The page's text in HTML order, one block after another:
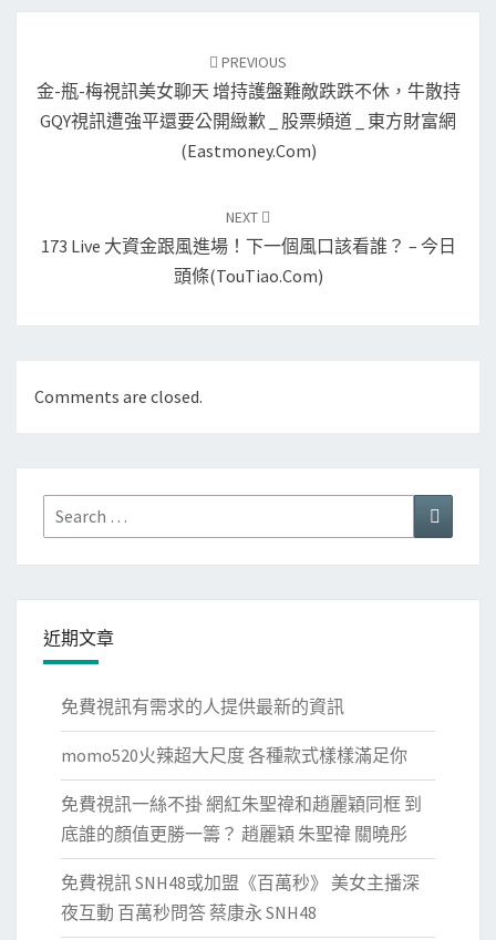
PREVIOUS
金-瓶-梅視訊美女聊天 增持護盤難敵跌跌不休，牛散持
GQY視訊遭強平還要公開緻歉 _ 股票頻道 _ 東方財富網
(Eastmoney.com)
NEXT
173 Live 大資金跟風進場！下一個風口該看誰？ – 今日
頭條(TouTiao.com)
Comments are closed.
Search
for:
Search
近期文章
免費視訊有需求的人提供最新的資訊
momo520火辣超大尺度 各種款式樣樣滿足你
免費視訊一絲不掛 網紅朱聖禕和趙麗穎同框 到
底誰的顏值更勝一籌？ 趙麗穎 朱聖禕 關曉彤
免費視訊 SNH48或加盟《百萬秒》 美女主播深
夜互動 百萬秒問答 蔡康永 SNH48